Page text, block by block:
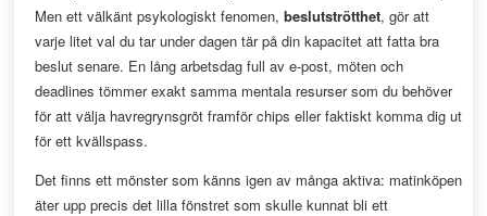
Men ett välkänt psykologiskt fenomen,beslutströtthet, gör att
varje litet val du tar under dagen tär på din kapacitet att fatta bra
beslut senare. En lång arbetsdag full av e-post, möten och
deadlines tömmer exakt samma mentala resurser som du behöver
för att välja havregrynsgröt framför chips eller faktiskt komma dig ut
för ett kvällspass.
Det finns ett mönster som känns igen av många aktiva: matinköpen
äter upp precis det lilla fönstret som skulle kunnat bli ett